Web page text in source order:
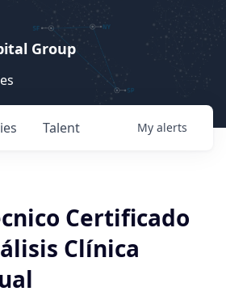
Group
Talent My alerts
Certificado
Clínica